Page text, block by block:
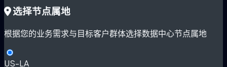
选择节点属地
根据您的业务需求与目标客户群体选择数据中心节点属地
US-LA